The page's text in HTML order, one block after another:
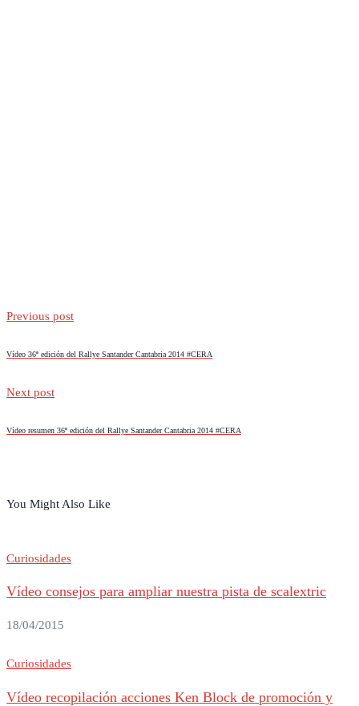
Previous post
Vídeo 36ª edición del Rallye Santander Cantabria 2014 #CERA
Next post
Vídeo resumen 36ª edición del Rallye Santander Cantabria 2014 #CERA
You Might Also Like
Curiosidades
Vídeo consejos para ampliar nuestra pista de scalextric
18/04/2015
Curiosidades
Vídeo recopilación acciones Ken Block de promoción y